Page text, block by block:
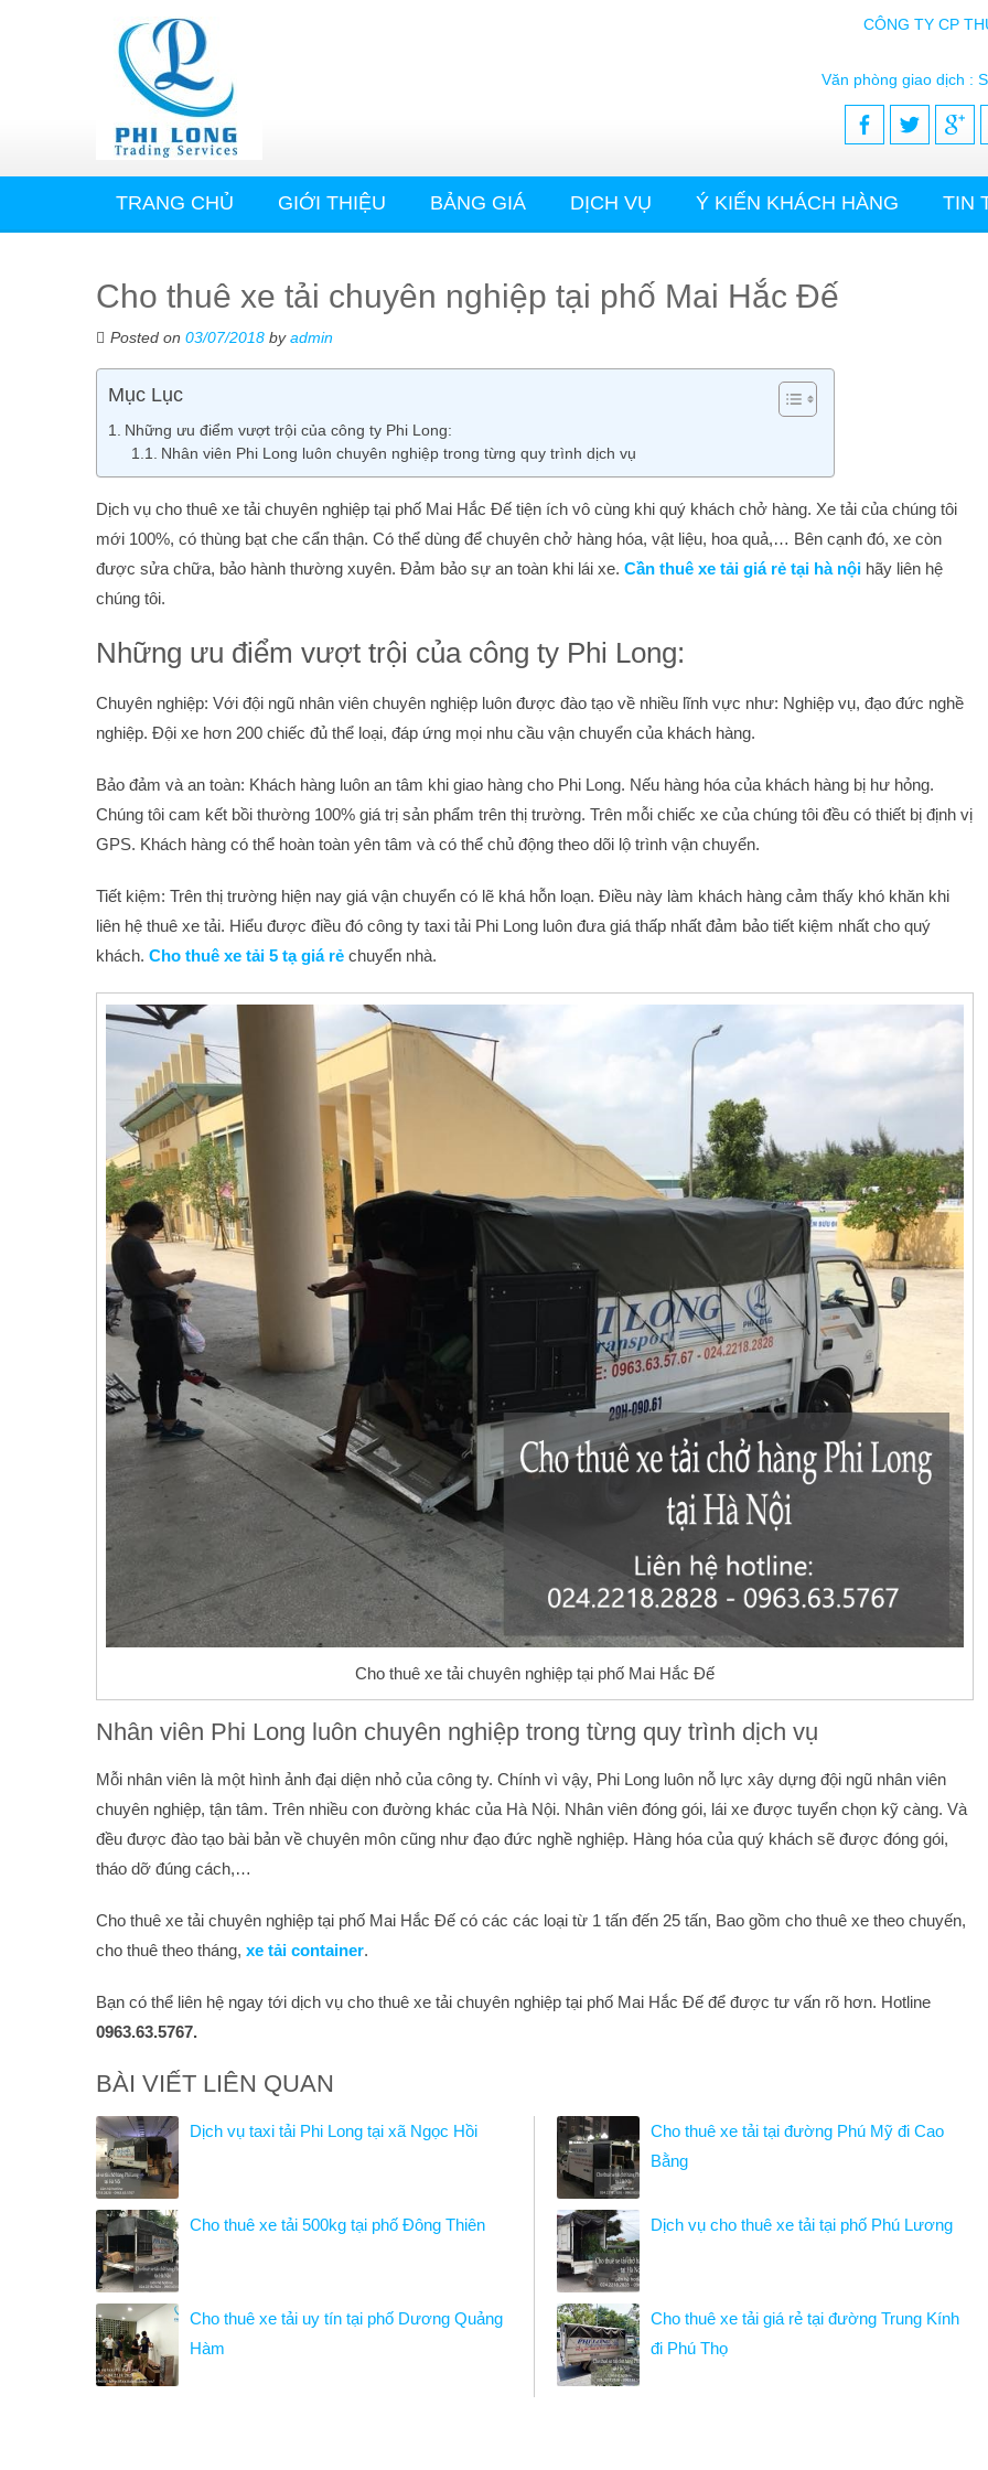
CÔNG TY CP
Văn phòng giao dịch :
TRANG CHỦ GIỚI THIỆU BẢNG GIÁ DỊCH VỤ Ý KIẾN KHÁCH HÀNG TIN
Cho thuê xe tải chuyên nghiệp tại phố Mai Hắc Đế
Posted on 03/07/2018 byadmin
Mục Lục
Những ưu điểm vượt trội của công ty Phi Long:
Nhân viên Phi Long luôn chuyên nghiệp trong từng quy trình dịch vụ
Dịch vụ cho thuê xe tải chuyên nghiệp tại phố Mai Hắc Đế tiện ích vô cùng khi quý khách chở hàng. Xe tải của chúng tôi
mới 100%, có thùng bạt che cẩn thận. Có thể dùng để chuyên chở hàng hóa, vật liệu, hoa quả,… Bên cạnh đó, xe còn
được sửa chữa, bảo hành thường xuyên. Đảm bảo sự an toàn khi lái xe. Cần thuê xe tải giá rẻ tại hà nội hãy liên hệ
chúng tôi.
Những ưu điểm vượt trội của công ty Phi Long:
Chuyên nghiệp: Với đội ngũ nhân viên chuyên nghiệp luôn được đào tạo về nhiều lĩnh vực như: Nghiệp vụ, đạo đức nghề
nghiệp. Đội xe hơn 200 chiếc đủ thể loại, đáp ứng mọi nhu cầu vận chuyển của khách hàng.
Bảo đảm và an toàn: Khách hàng luôn an tâm khi giao hàng cho Phi Long. Nếu hàng hóa của khách hàng bị hư hỏng.
Chúng tôi cam kết bồi thường 100% giá trị sản phẩm trên thị trường. Trên mỗi chiếc xe của chúng tôi đều có thiết bị định vị
GPS. Khách hàng có thể hoàn toàn yên tâm và có thể chủ động theo dõi lộ trình vận chuyển.
Tiết kiệm: Trên thị trường hiện nay giá vận chuyển có lẽ khá hỗn loạn. Điều này làm khách hàng cảm thấy khó khăn khi
liên hệ thuê xe tải. Hiểu được điều đó công ty taxi tải Phi Long luôn đưa giá thấp nhất đảm bảo tiết kiệm nhất cho quý
khách. Cho thuê xe tải 5 tạ giá rẻ chuyển nhà.
Cho thuê xe tải chuyên nghiệp tại phố Mai Hắc Đế
Nhân viên Phi Long luôn chuyên nghiệp trong từng quy trình dịch vụ
Mỗi nhân viên là một hình ảnh đại diện nhỏ của công ty. Chính vì vậy, Phi Long luôn nỗ lực xây dựng đội ngũ nhân viên
chuyên nghiệp, tận tâm. Trên nhiều con đường khác của Hà Nội. Nhân viên đóng gói, lái xe được tuyển chọn kỹ càng. Và
đều được đào tạo bài bản về chuyên môn cũng như đạo đức nghề nghiệp. Hàng hóa của quý khách sẽ được đóng gói,
tháo dỡ đúng cách,…
Cho thuê xe tải chuyên nghiệp tại phố Mai Hắc Đế có các các loại từ 1 tấn đến 25 tấn, Bao gồm cho thuê xe theo chuyến,
cho thuê theo tháng, xe tải container.
Bạn có thể liên hệ ngay tới dịch vụ cho thuê xe tải chuyên nghiệp tại phố Mai Hắc Đế để được tư vấn rõ hơn. Hotline
0963.63.5767.
BÀI VIẾT LIÊN QUAN
Dịch vụ taxi tải Phi Long tại xã Ngọc Hồi
Cho thuê xe tải 500kg tại phố Đông Thiên
Cho thuê xe tải uy tín tại phố Dương Quảng
Hàm
Cho thuê xe tải tại đường Phú Mỹ đi Cao
Bằng
Dịch vụ cho thuê xe tải tại phố Phú Lương
Cho thuê xe tải giá rẻ tại đường Trung Kính
đi Phú Thọ